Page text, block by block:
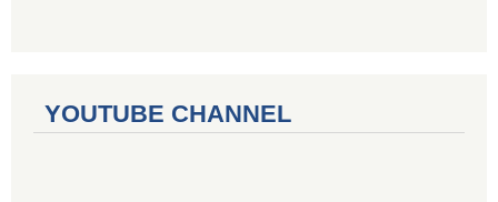
YOUTUBE CHANNEL